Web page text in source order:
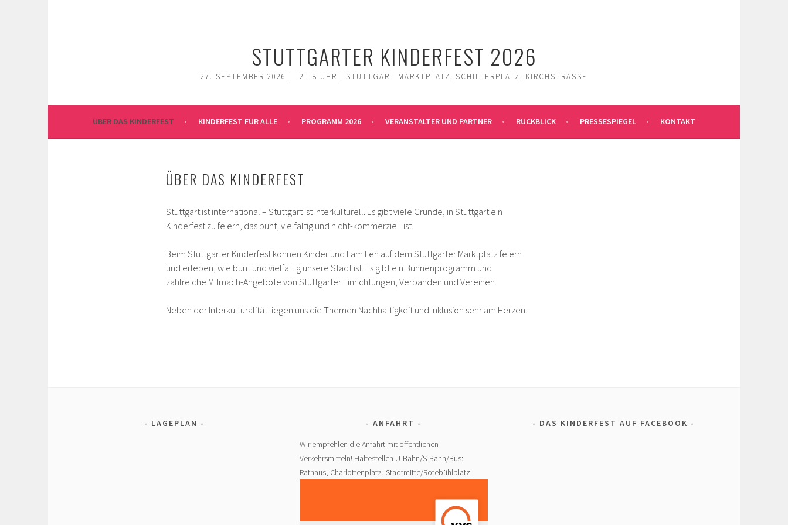
STUTTGARTER KINDERFEST 2026
27. SEPTEMBER 2026 | 12-18 UHR | STUTTGART MARKTPLATZ, SCHILLERPLATZ, KIRCHSTRASSE
ÜBER DAS KINDERFEST KINDERFEST FÜR ALLE PROGRAMM 2026 VERANSTALTER UND PARTNER RÜCKBLICK PRESSESPIEGEL KONTAKT
ÜBER DAS KINDERFEST
Stuttgart ist international – Stuttgart ist interkulturell. Es gibt viele Gründe, in Stuttgart ein
Kinderfest zu feiern, das bunt, vielfältig und nicht-kommerziell ist.
Beim Stuttgarter Kinderfest können Kinder und Familien auf dem Stuttgarter Marktplatz feiern
und erleben, wie bunt und vielfältig unsere Stadt ist. Es gibt ein Bühnenprogramm und
zahlreiche Mitmach-Angebote von Stuttgarter Einrichtungen, Verbänden und Vereinen.
Neben der Interkulturalität liegen uns die Themen Nachhaltigkeit und Inklusion sehr am Herzen.
LAGEPLAN
ANFAHRT
Wir empfehlen die Anfahrt mit öffentlichen
Verkehrsmitteln! Haltestellen U-Bahn/S-Bahn/Bus:
Rathaus, Charlottenplatz, Stadtmitte/Rotebühlplatz
DAS KINDERFEST AUF FACEBOOK